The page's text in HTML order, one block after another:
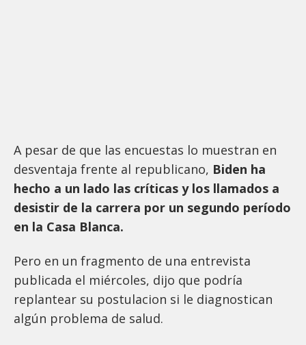
A pesar de que las encuestas lo muestran en
desventaja frente al republicano, Biden ha
hecho a un lado las críticas y los llamados a
desistir de la carrera por un segundo período
en la Casa Blanca.
Pero en un fragmento de una entrevista
publicada el miércoles, dijo que podría
replantear su postulacion si le diagnostican
algún problema de salud.